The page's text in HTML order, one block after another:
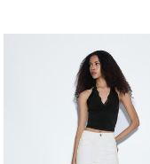
verschillende kleuren.